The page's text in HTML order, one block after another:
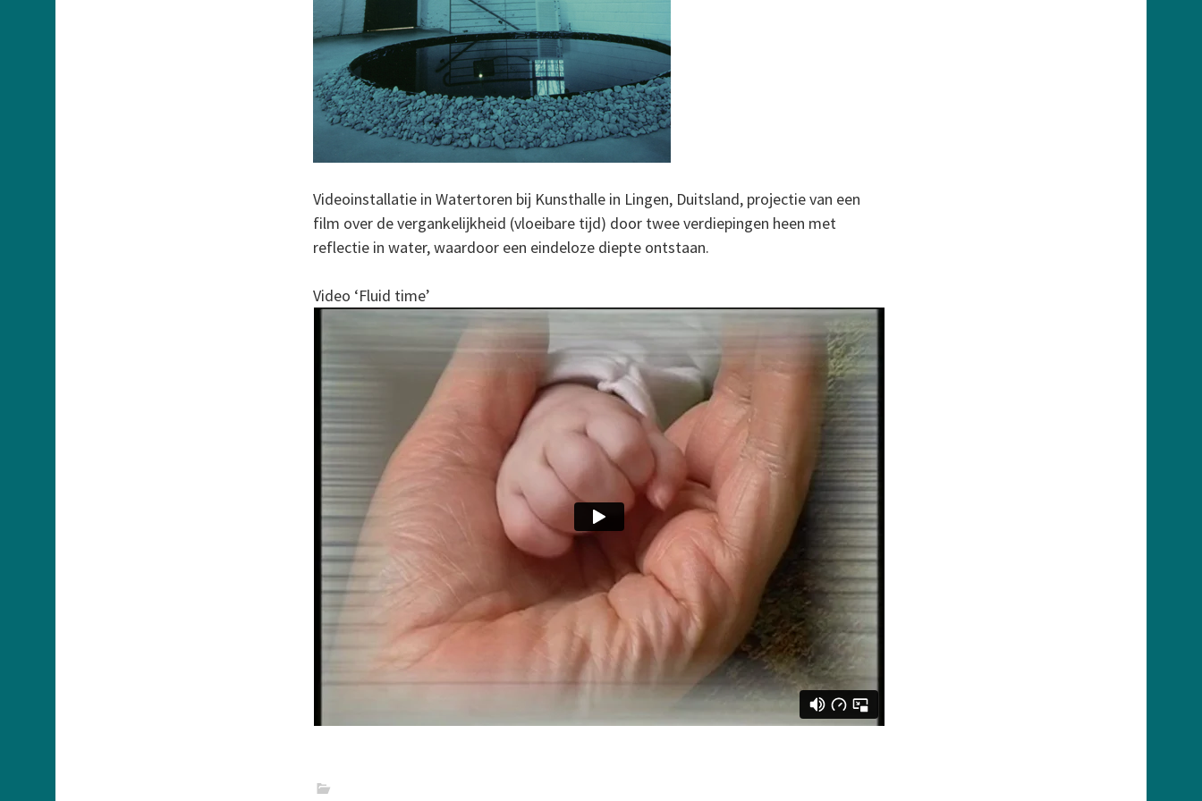
Videoinstallatie in Watertoren bij Kunsthalle in Lingen, Duitsland, projectie van een
film over de vergankelijkheid (vloeibare tijd) door twee verdiepingen heen met
reflectie in water, waardoor een eindeloze diepte ontstaan.
Video ‘Fluid time’